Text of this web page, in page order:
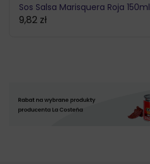
Sos Salsa Marisquera Roja 150ml
9,82 zł